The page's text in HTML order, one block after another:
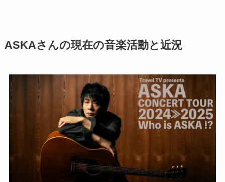
ASKAさんの現在の音楽活動と近況